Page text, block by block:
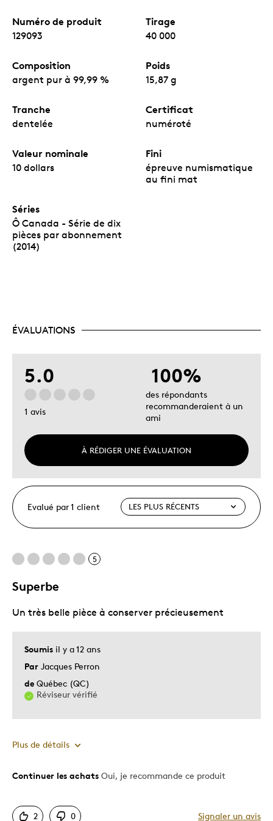
Numéro de produit
129093
Tirage
40 000
Composition
argent pur à 99,99 %
Poids
15,87 g
Tranche
dentelée
Certificat
numéroté
Valeur nominale
10 dollars
Fini
épreuve numismatique
au fini mat
Séries
Ô Canada - Série de dix
pièces par abonnement
(2014)
ÉVALUATIONS
5.0
1 avis
À RÉDIGER UNE ÉVALUATION
100%
des répondants
recommanderaient à un
ami
Evalué par 1 client
5
Superbe
Soumis il y a 12 ans
Par Jacques Perron
de Québec (QC)
Réviseur vérifié
Un très belle pièce à conserver précieusement
Plus de détails
Le pour
Continuer les achats Oui, je recommande ce produit
2 0 Signaler un avis